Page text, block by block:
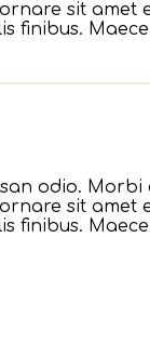
sit
finibus.
odio.
sit
finibus.